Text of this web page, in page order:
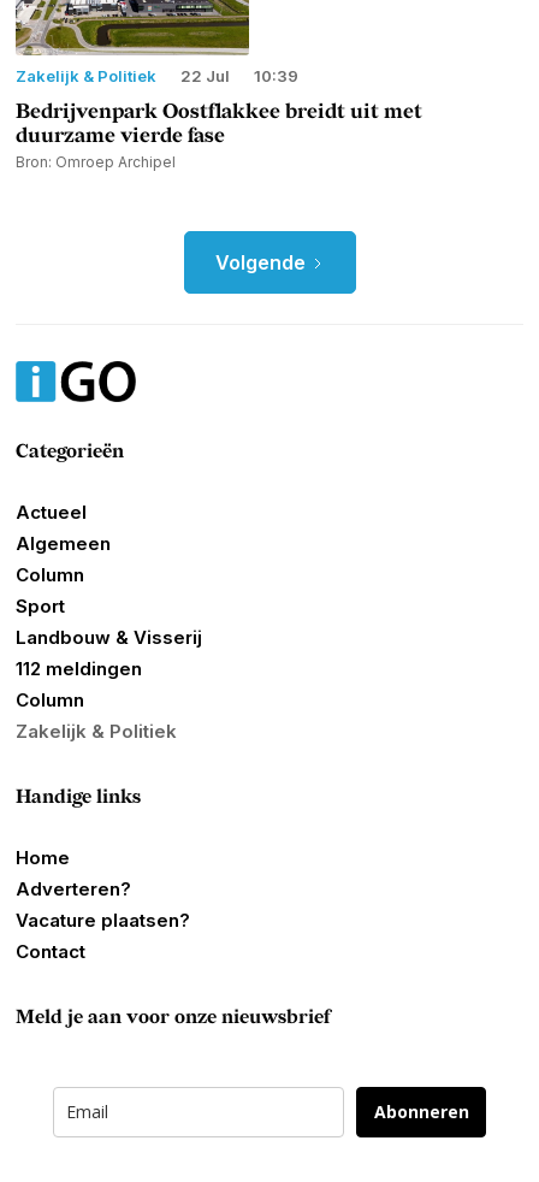
Zakelijk & Politiek 22 Jul 10:39
Bedrijvenpark Oostflakkee breidt uit met
duurzame vierde fase
Bron: Omroep Archipel
Volgende
Categorieën
Actueel
Algemeen
Column
Sport
Landbouw & Visserij
112 meldingen
Column
Zakelijk & Politiek
Handige links
Home
Adverteren?
Vacature plaatsen?
Contact
Meld je aan voor onze nieuwsbrief
Abonneren